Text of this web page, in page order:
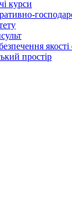
курси
якості
простір